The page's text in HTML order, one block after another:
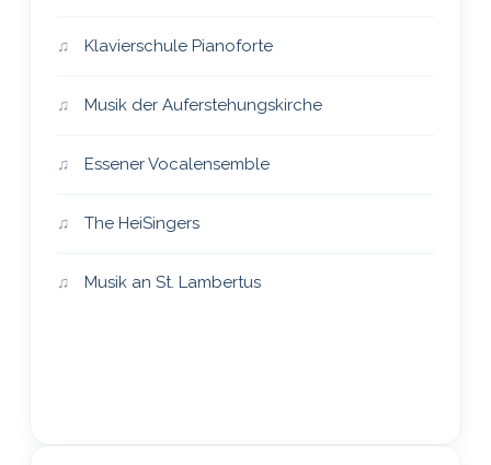
Klavierschule Pianoforte
Musik der Auferstehungskirche
Essener Vocalensemble
The HeiSingers
Musik an St. Lambertus